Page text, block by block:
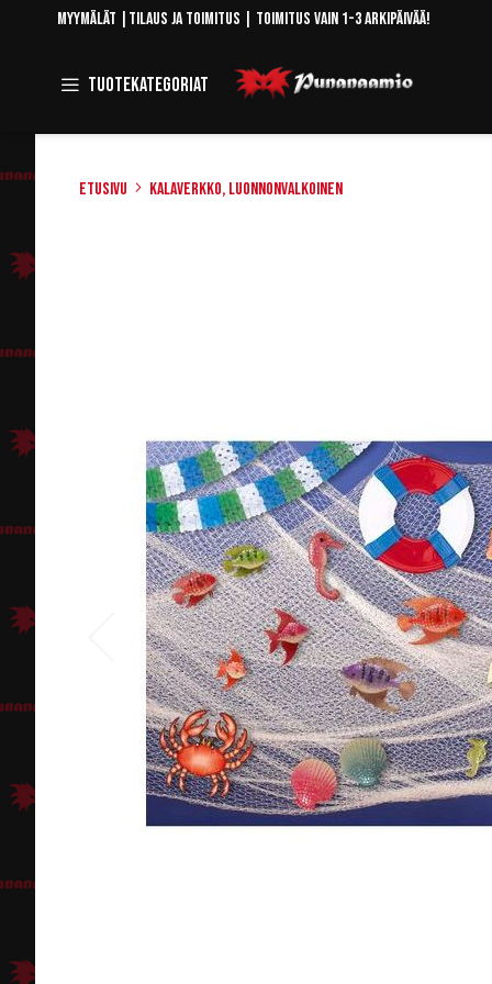
Skip
Myymälät Tilaus ja toimitus | Toimitus vain 1-3 arkipäivää!
Tuotekategoriat Toggle
Navigation
Etusivu Kalaverkko, luonnonvalkoinen